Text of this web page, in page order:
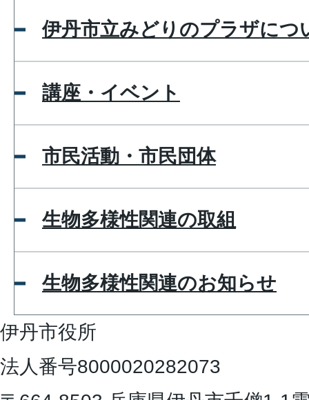
伊丹市立みどりのプラザにつ
講座・イベント
市民活動・市民団体
生物多様性関連の取組
生物多様性関連のお知らせ
伊丹市役所
法人番号8000020282073